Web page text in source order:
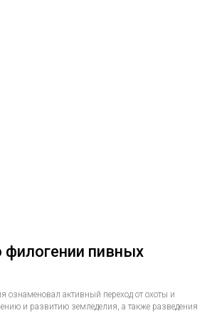
филогении пивных
ознаменовал активный переход от охоты и
и развитию земледелия, а также разведения